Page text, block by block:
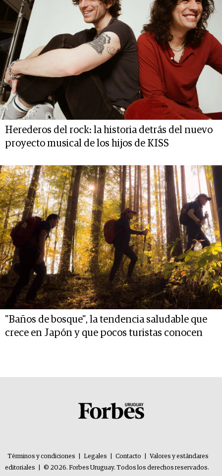
Herederos del rock: la historia detrás del nuevo
proyecto musical de los hijos de KISS
"Baños de bosque", la tendencia saludable que
crece en Japón y que pocos turistas conocen
Términos y condiciones Legales Contacto
Valores y estándares
editoriales
© 2026. Forbes Uruguay. Todos los derechos reservados.